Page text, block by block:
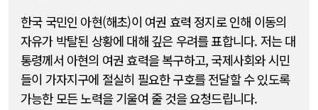
한국 국민인 아현(해초)이 여권 효력 정지로 인해 이동의
자유가 박탈된 상황에 대해 깊은 우려를 표합니다. 저는 대
통령께서 아현의 여권 효력을 복구하고, 국제사회와 시민
들이 가자지구에 절실히 필요한 구호를 전달할 수 있도록
가능한 모든 노력을 기울여 줄 것을 요청드립니다.